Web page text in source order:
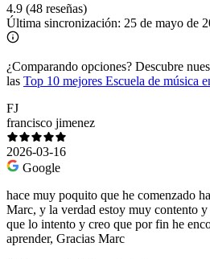
4.9 (48 reseñas)
Última sincronización: 25 de mayo de
¿Comparando opciones? Descubre
las Top 10 mejores Escuela de música
FJ
francisco jimenez
2026-03-16
Google
hace muy poquito que he comenzado
Marc, y la verdad estoy muy contento
que lo intento y creo que por fin he
aprender, Gracias Marc